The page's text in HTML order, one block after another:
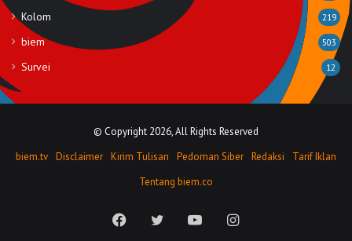
Kolom 219
biem 503
Survei 12
© Copyright 2026, All Rights Reserved
biem.tv Disclaimer Kirim Tulisan Pedoman Siber Redaksi
Tarif Iklan
Tentang biem.co
FacebookTwitter YouTubeInstagram